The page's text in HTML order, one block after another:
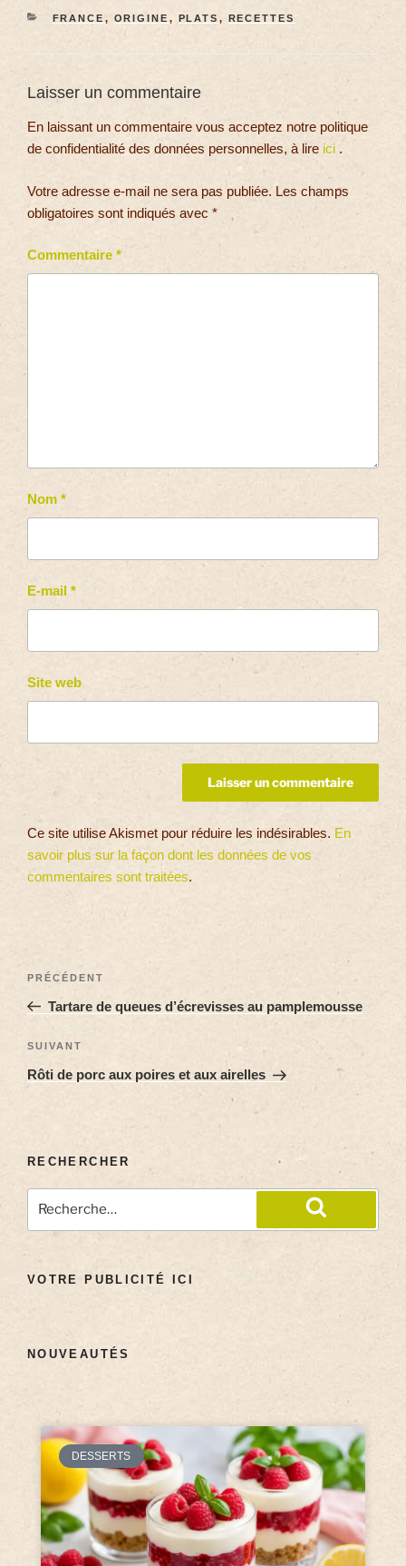
FRANCE , ORIGINE , PLATS , RECETTES
Laisser un commentaire
En laissant un commentaire vous acceptez notre politique
de confidentialité des données personnelles, à lire ici .
Votre adresse e-mail ne sera pas publiée. Les champs
obligatoires sont indiqués avec *
Commentaire *
Nom *
E-mail *
Site web
Ce site utilise Akismet pour réduire les indésirables. En
savoir plus sur la façon dont les données de vos
commentaires sont traitées.
PRÉCÉDENT
Tartare de queues d’écrevisses au pamplemousse
SUIVANT
Rôti de porc aux poires et aux airelles
RECHERCHER
VOTRE PUBLICITÉ ICI
NOUVEAUTÉS
DESSERTS